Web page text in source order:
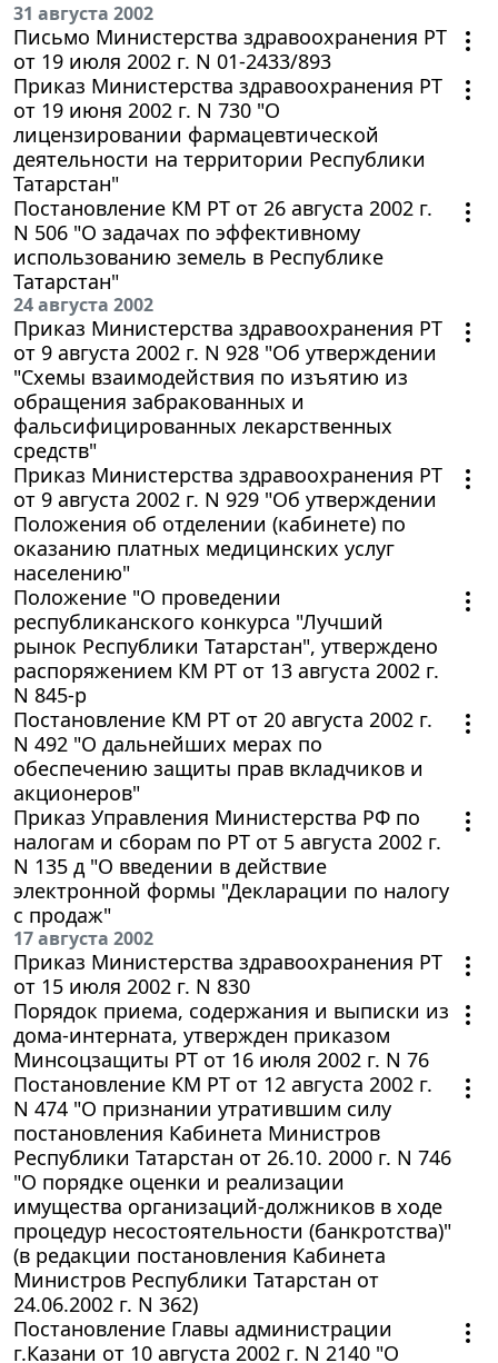
31 августа 2002
Письмо Министерства здравоохранения РТ
от 19 июля 2002 г. N 01-2433/893
Приказ Министерства здравоохранения РТ
от 19 июня 2002 г. N 730 "О
лицензировании фармацевтической
деятельности на территории Республики
Татарстан"
Постановление КМ РТ от 26 августа 2002 г.
N 506 "О задачах по эффективному
использованию земель в Республике
Татарстан"
24 августа 2002
Приказ Министерства здравоохранения РТ
от 9 августа 2002 г. N 928 "Об утверждении
"Схемы взаимодействия по изъятию из
обращения забракованных и
фальсифицированных лекарственных
средств"
Приказ Министерства здравоохранения РТ
от 9 августа 2002 г. N 929 "Об утверждении
Положения об отделении (кабинете) по
оказанию платных медицинских услуг
населению"
Положение "О проведении
республиканского конкурса "Лучший
рынок Республики Татарстан", утверждено
распоряжением КМ РТ от 13 августа 2002 г.
N 845-р
Постановление КМ РТ от 20 августа 2002 г.
N 492 "О дальнейших мерах по
обеспечению защиты прав вкладчиков и
акционеров"
Приказ Управления Министерства РФ по
налогам и сборам по РТ от 5 августа 2002 г.
N 135 д "О введении в действие
электронной формы "Декларации по налогу
с продаж"
17 августа 2002
Приказ Министерства здравоохранения РТ
от 15 июля 2002 г. N 830
Порядок приема, содержания и выписки из
дома-интерната, утвержден приказом
Минсоцзащиты РТ от 16 июля 2002 г. N 76
Постановление КМ РТ от 12 августа 2002 г.
N 474 "О признании утратившим силу
постановления Кабинета Министров
Республики Татарстан от 26.10. 2000 г. N 746
"О порядке оценки и реализации
имущества организаций-должников в ходе
процедур несостоятельности (банкротства)"
(в редакции постановления Кабинета
Министров Республики Татарстан от
24.06.2002 г. N 362)
Постановление Главы администрации
г.Казани от 10 августа 2002 г. N 2140 "О